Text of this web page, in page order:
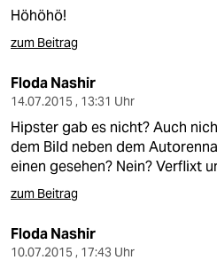
Höhöhö!
zum Beitrag
Floda Nashir
14.07.2015 , 13:31 Uhr
Hipster gab es nicht? Auch
dem Bild neben dem
einen gesehen? Nein? Verflixt
zum Beitrag
Floda Nashir
10.07.2015 , 17:43 Uhr